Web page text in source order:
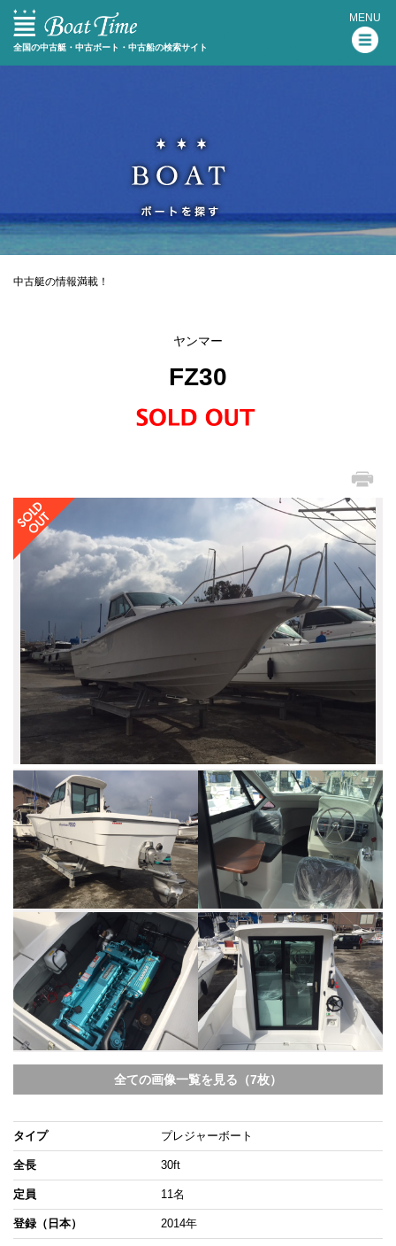
全国の中古艇・中古ボート・中古船の検索サイト
MENU
中古艇の情報満載！
ヤンマー
FZ30
全ての画像一覧を見る（7枚）
タイプ プレジャーボート
全長 30ft
定員 11名
登録（日本） 2014年